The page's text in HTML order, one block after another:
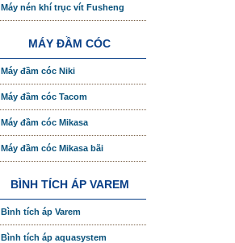
Máy nén khí trục vít Fusheng
MÁY ĐẦM CÓC
Máy đầm cóc Niki
Máy đầm cóc Tacom
Máy đầm cóc Mikasa
Máy đầm cóc Mikasa bãi
BÌNH TÍCH ÁP VAREM
Bình tích áp Varem
Bình tích áp aquasystem